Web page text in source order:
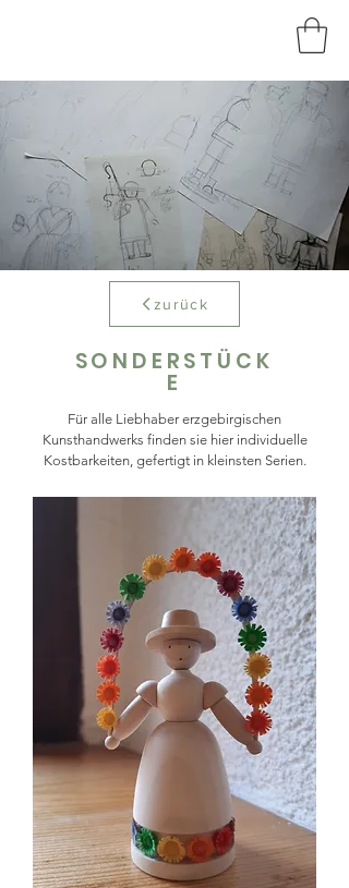
zurück
SONDERSTÜCK
E
Für alle Liebhaber erzgebirgischen
Kunsthandwerks finden sie hier individuelle
Kostbarkeiten, gefertigt in kleinsten Serien.